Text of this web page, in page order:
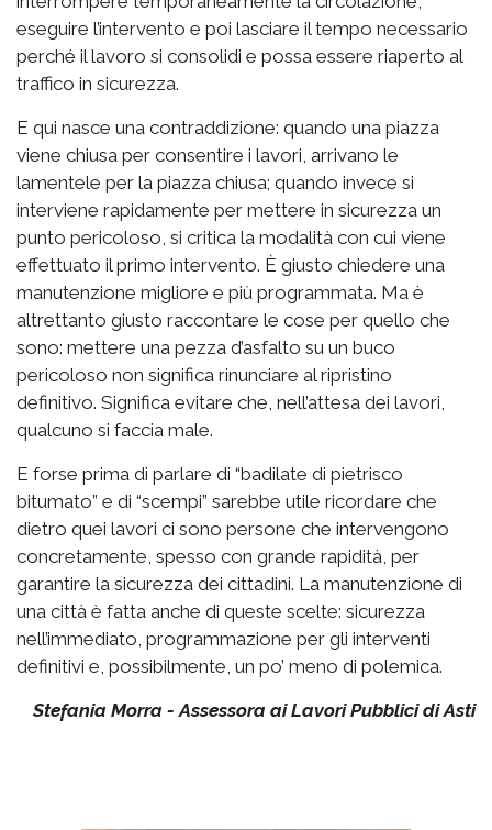
eseguire l’intervento e poi lasciare il tempo necessario
perché il lavoro si consolidi e possa essere riaperto al
traffico in sicurezza.
E qui nasce una contraddizione: quando una piazza
viene chiusa per consentire i lavori, arrivano le
lamentele per la piazza chiusa; quando invece si
interviene rapidamente per mettere in sicurezza un
punto pericoloso, si critica la modalità con cui viene
effettuato il primo intervento. È giusto chiedere una
manutenzione migliore e più programmata. Ma è
altrettanto giusto raccontare le cose per quello che
sono: mettere una pezza d’asfalto su un buco
pericoloso non significa rinunciare al ripristino
definitivo. Significa evitare che, nell’attesa dei lavori,
qualcuno si faccia male.
E forse prima di parlare di “badilate di pietrisco
bitumato” e di “scempi” sarebbe utile ricordare che
dietro quei lavori ci sono persone che intervengono
concretamente, spesso con grande rapidità, per
garantire la sicurezza dei cittadini. La manutenzione di
una città è fatta anche di queste scelte: sicurezza
nell’immediato, programmazione per gli interventi
definitivi e, possibilmente, un po’ meno di polemica.
Stefania Morra - Assessora ai Lavori Pubblici di Asti